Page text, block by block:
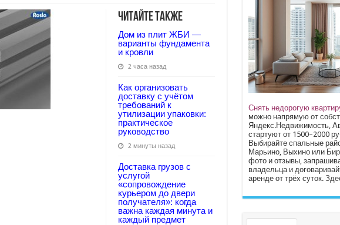
Читайте также
Дом из плит ЖБИ —
варианты фундамента
и кровли
2 часа назад
Как организовать
доставку с учётом
требований к
утилизации упаковки:
практическое
руководство
2 минуты назад
Доставка грузов с
услугой
«сопровождение
курьером до двери
получателя»: когда
важна каждая минута и
каждый предмет
Снять недорогую
можно напрямую от
Яндекс.Недвижимость,
стартуют от 1500–2000
Выбирайте спальные
Марьино, Выхино или
фото и отзывы,
владельца и
аренде от трёх суток.